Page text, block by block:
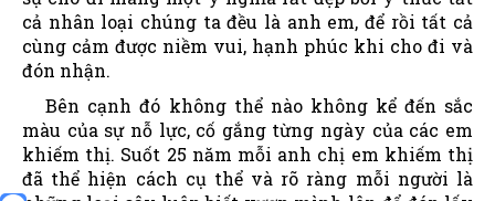
cả nhân loại chúng ta đều là anh em, để rồi tất cả
cùng cảm được niềm vui, hạnh phúc khi cho đi và
đón nhận.
Bên cạnh đó không thể nào không kể đến sắc
màu của sự nỗ lực, cố gắng từng ngày của các em
khiếm thị. Suốt 25 năm mỗi anh chị em khiếm thị
đã thể hiện cách cụ thể và rõ ràng mỗi người là